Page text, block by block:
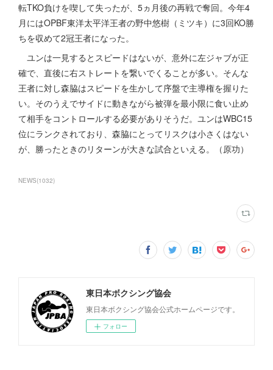
転TKO負けを喫して失ったが、5ヵ月後の再戦で奪回。今年4
月にはOPBF東洋太平洋王者の野中悠樹（ミツキ）に3回KO勝
ちを収めて2冠王者になった。
ユンは一見するとスピードはないが、意外に左ジャブが正
確で、直後に右ストレートを繋いでくることが多い。そんな
王者に対し森脇はスピードを生かして序盤で主導権を握りた
い。そのうえでサイドに動きながら被弾を最小限に食い止め
て相手をコントロールする必要がありそうだ。ユンはWBC15
位にランクされており、森脇にとってリスクは小さくはない
が、勝ったときのリターンが大きな試合といえる。（原功）
NEWS(1032)
東日本ボクシング協会
東日本ボクシング協会公式ホームページです。
フォロー